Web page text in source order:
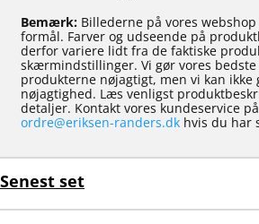
Bemærk: Billederne på vores
formål. Farver og udseende på
derfor variere lidt fra de faktiske
skærmindstillinger. Vi gør vores
produkterne nøjagtigt, men vi kan ikke
nøjagtighed. Læs venligst
detaljer. Kontakt vores kundeservice på
ordre@eriksen-randers.dk hvis du har
Senest set